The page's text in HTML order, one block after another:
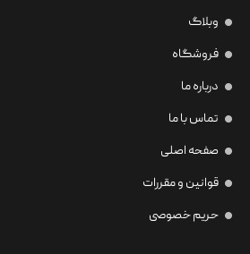
وبلاگ
فروشگاه
درباره ما
تماس با ما
صفحه اصلی
قوانین و مقررات
حریم خصوصی